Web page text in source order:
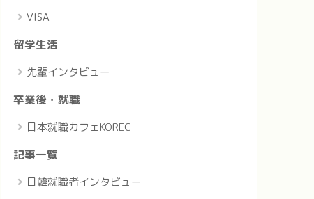
VISA
留学生活
先輩インタビュー
卒業後・就職
日本就職カフェKOREC
記事一覧
日韓就職者インタビュー